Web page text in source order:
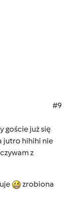
#9
goście już się
jutro hihihi nie
z
zrobiona